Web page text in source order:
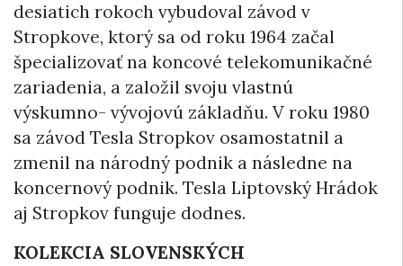
desiatich rokoch vybudoval závod v
Stropkove, ktorý sa od roku 1964 začal
špecializovať na koncové telekomunikačné
zariadenia, a založil svoju vlastnú
výskumno- vývojovú základňu. V roku 1980
sa závod Tesla Stropkov osamostatnil a
zmenil na národný podnik a následne na
koncernový podnik. Tesla Liptovský Hrádok
aj Stropkov funguje dodnes.
KOLEKCIA SLOVENSKÝCH